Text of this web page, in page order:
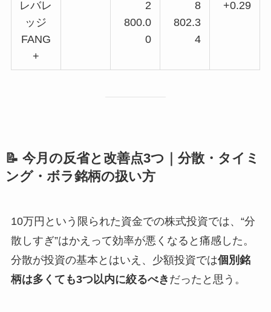
レバレ
ッジ
FANG
+
2
800.0
0
8
802.3
4
+0.29
📝 今月の反省と改善点3つ｜分散・タイミ
ング・ボラ銘柄の扱い方
10万円という限られた資金での株式投資では、“分
散しすぎ”はかえって効率が悪くなると痛感した。
分散が投資の基本とはいえ、少額投資では個別銘
柄は多くても3つ以内に絞るべき だったと思う。